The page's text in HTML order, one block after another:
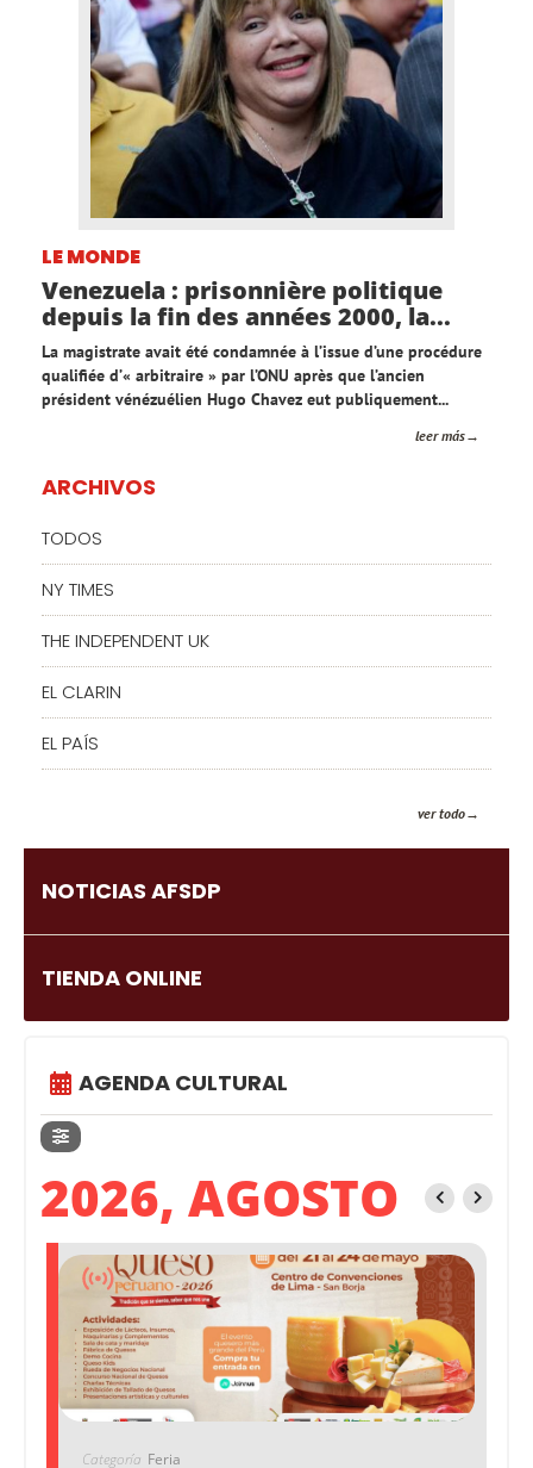
LE MONDE
Venezuela : prisonnière politique
depuis la fin des années 2000, la...
La magistrate avait été condamnée à l’issue d’une procédure
qualifiée d’« arbitraire » par l’ONU après que l’ancien
président vénézuélien Hugo Chavez eut publiquement...
leer más
ARCHIVOS
TODOS
NY TIMES
THE INDEPENDENT UK
EL CLARIN
EL PAÍS
ver todo
NOTICIAS AFSDP
TIENDA ONLINE
AGENDA CULTURAL
2026, AGOSTO
Categoría Feria